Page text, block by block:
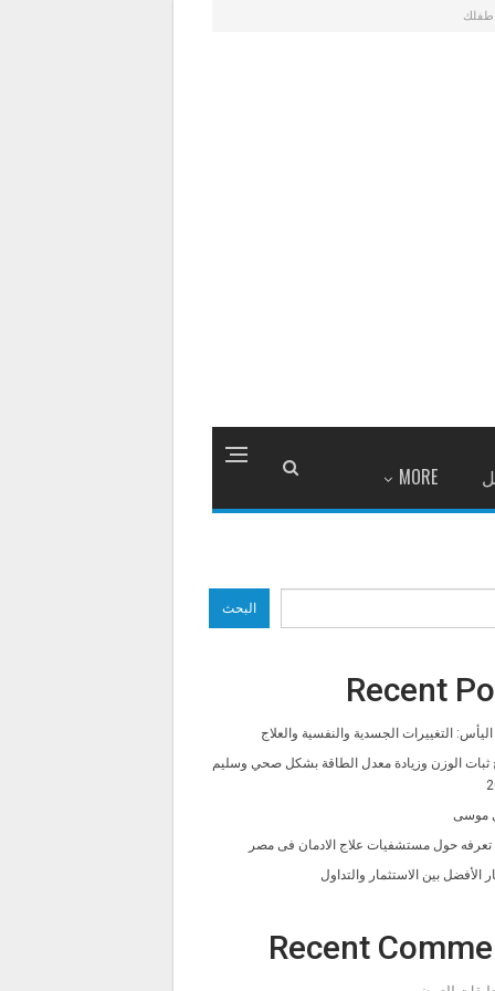
MORE
البحث
Recent
التغييرات الجسدية والنفسية والعلاج
ثبات الوزن وزيادة معدل الطاقة بشكل صحي وسليم
موسى
تعرفه حول مستشفيات علاج الادمان فى مصر
الأفضل بين الاستثمار والتداول
Recent